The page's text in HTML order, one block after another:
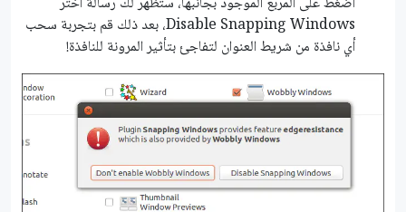
Disable Snapping Windows، بعد ذلك قم بتجربة سحب
أي نافذة من شريط العنوان لتفاجئ بتأثير المرونة للنافذة!